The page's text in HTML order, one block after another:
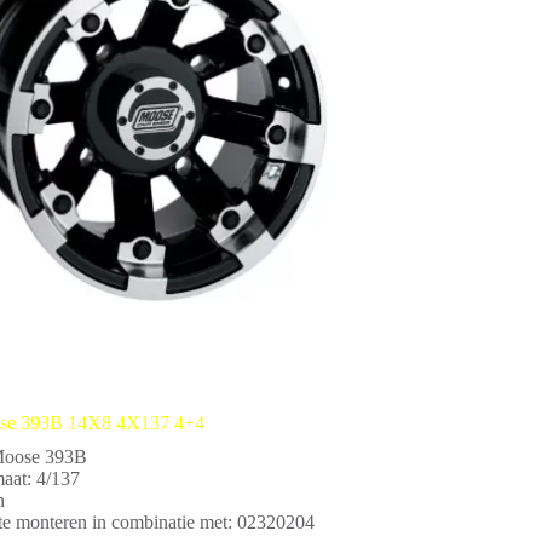
393B 14X8 4X137 4+4
393B
4/137
monteren in combinatie met: 02320204